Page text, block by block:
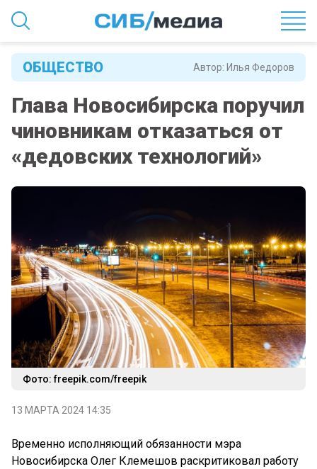
Автор: Илья Федоров
ОБЩЕСТВО
Глава Новосибирска поручил
чиновникам отказаться от
«дедовских технологий»
Фото: freepik.com/freepik
13 МАРТА 2024 14:35
Временно исполняющий обязанности мэра
Новосибирска Олег Клемешов раскритиковал работу